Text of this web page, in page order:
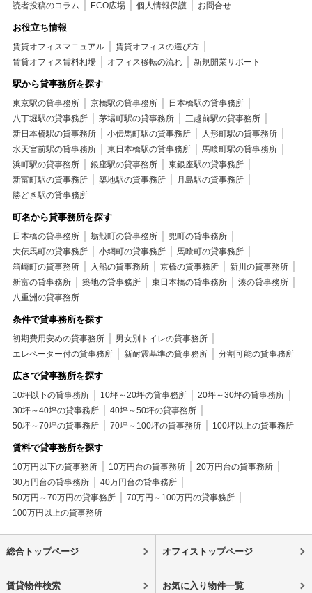
読者投稿のコラム
ECO広場 個人情報保護 お問合せ
お役立ち情報
賃貸オフィスマニュアル
賃貸オフィスの選び方
賃貸オフィス賃料相場
オフィス移転の流れ 新規開業サポート
駅から貸事務所を探す
東京駅の貸事務所 京橋駅の貸事務所
日本橋駅の貸事務所
八丁堀駅の貸事務所
茅場町駅の貸事務所
三越前駅の貸事務所
新日本橋駅の貸事務所
小伝馬町駅の貸事務所
人形町駅の貸事務所
水天宮前駅の貸事務所
東日本橋駅の貸事務所
馬喰町駅の貸事務所
浜町駅の貸事務所
銀座駅の貸事務所
東銀座駅の貸事務所
新富町駅の貸事務所
築地駅の貸事務所
月島駅の貸事務所
勝どき駅の貸事務所
町名から貸事務所を探す
日本橋の貸事務所 蛎殻町の貸事務所
兜町の貸事務所
大伝馬町の貸事務所
小網町の貸事務所
馬喰町の貸事務所
箱崎町の貸事務所
入船の貸事務所 京橋の貸事務所
新川の貸事務所
新富の貸事務所
築地の貸事務所 東日本橋の貸事務所
湊の貸事務所
八重洲の貸事務所
条件で貸事務所を探す
初期費用安めの貸事務所
男女別トイレの貸事務所
エレベーター付の貸事務所
新耐震基準の貸事務所 分割可能の貸事務所
広さで貸事務所を探す
10坪以下の貸事務所 10坪～20坪の貸事務所
20坪～30坪の貸事務所
30坪～40坪の貸事務所
40坪～50坪の貸事務所
50坪～70坪の貸事務所
70坪～100坪の貸事務所 100坪以上の貸事務所
賃料で貸事務所を探す
10万円以下の貸事務所 10万円台の貸事務所
20万円台の貸事務所
30万円台の貸事務所
40万円台の貸事務所
50万円～70万円の貸事務所
70万円～100万円の貸事務所
100万円以上の貸事務所
総合トップページ オフィストップページ
賃貸物件検索 お気に入り物件一覧